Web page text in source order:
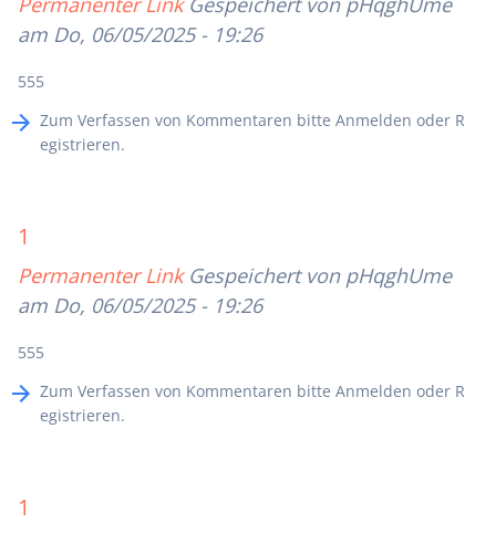
am Do, 06/05/2025 - 19:26
555
Zum Verfassen von Kommentaren bitte Anmelden oder R
egistrieren.
1
Permanenter Link Gespeichert von pHqghUme
am Do, 06/05/2025 - 19:26
555
Zum Verfassen von Kommentaren bitte Anmelden oder R
egistrieren.
1